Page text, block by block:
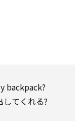
backpack?
てくれる?